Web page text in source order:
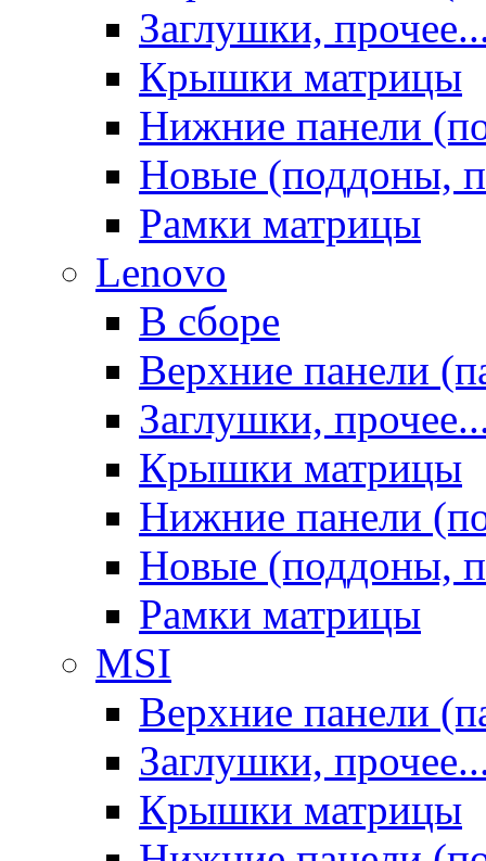
Заглушки,
Крышки матрицы
Нижние панели
Новые (поддоны,
Рамки матрицы
Lenovo
В сборе
Верхние панели
Заглушки,
Крышки матрицы
Нижние панели
Новые (поддоны,
Рамки матрицы
MSI
Верхние панели
Заглушки,
Крышки матрицы